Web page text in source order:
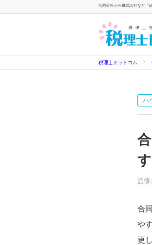
合同会社から株式会社など「
税理士ドットコム
ハ
監修
合
や
更